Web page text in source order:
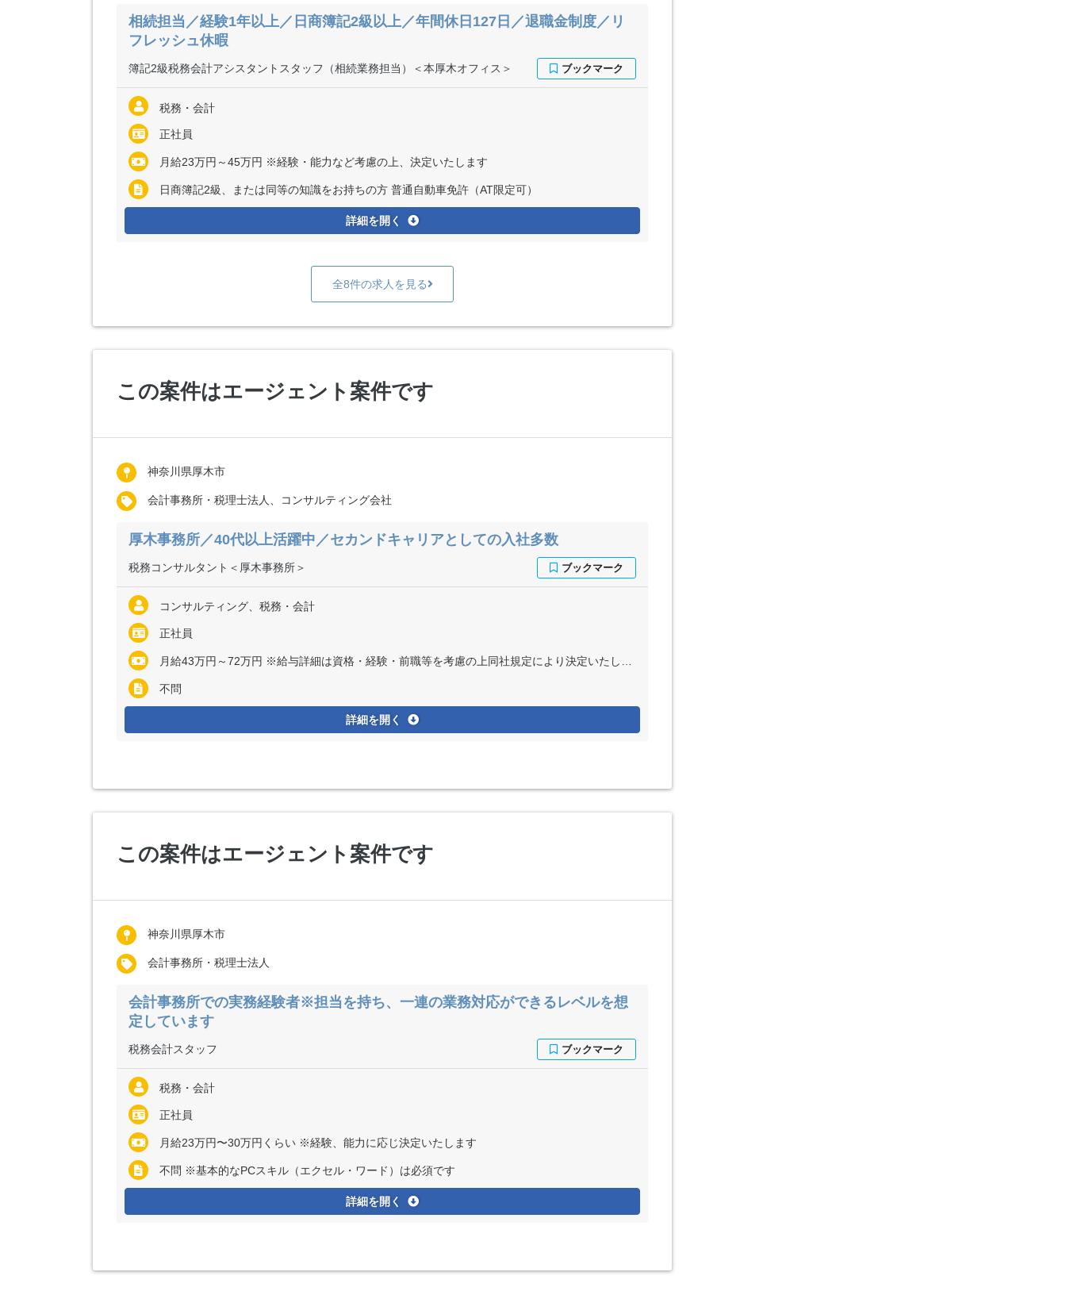
相続担当／経験1年以上／日商簿記2級以上／年間休日127日／退職金制度／リ
フレッシュ休暇
簿記2級税務会計アシスタントスタッフ（相続業務担当）＜本厚木オフィス＞
税務・会計
正社員
月給23万円～45万円 ※経験・能力など考慮の上、決定いたします
日商簿記2級、または同等の知識をお持ちの方 普通自動車免許（AT限定可）
詳細を開く
全8件の求人を見る
この案件はエージェント案件です
神奈川県厚木市
会計事務所・税理士法人、コンサルティング会社
厚木事務所／40代以上活躍中／セカンドキャリアとしての入社多数
税務コンサルタント＜厚木事務所＞
コンサルティング、税務・会計
正社員
月給43万円～72万円 ※給与詳細は資格・経験・前職等を考慮の上同社規定により決定いたします ※インセンティブ制度あり
不問
詳細を開く
この案件はエージェント案件です
神奈川県厚木市
会計事務所・税理士法人
会計事務所での実務経験者※担当を持ち、一連の業務対応ができるレベルを想
定しています
税務会計スタッフ
税務・会計
正社員
月給23万円〜30万円くらい ※経験、能力に応じ決定いたします
不問 ※基本的なPCスキル（エクセル・ワード）は必須です
詳細を開く